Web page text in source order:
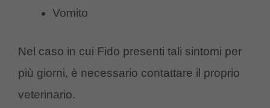
Vomito
Nel caso in cui Fido presenti tali sintomi per
più giorni, è necessario contattare il proprio
veterinario.